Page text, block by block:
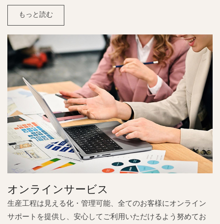
もっと読む
オンラインサービス
生産工程は見える化・管理可能、全てのお客様にオンライン
サポートを提供し、安心してご利用いただけるよう努めてお